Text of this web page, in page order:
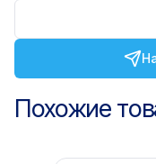
Похожие